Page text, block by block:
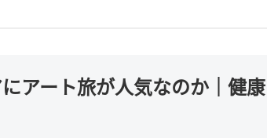
アート旅が人気なのか｜健